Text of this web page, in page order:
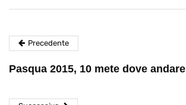
Precedente
Pasqua 2015, 10 mete dove andare